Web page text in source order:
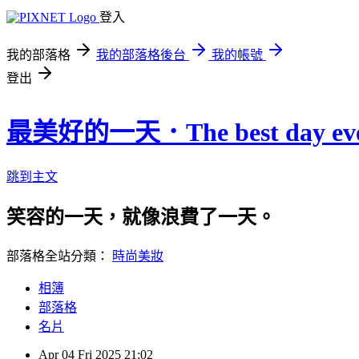
登入
我的部落格 我的部落格後台
我的帳號
登出
最美好的一天．The best day
跳到主文
笑容的一天，就像浪費了一天。
部落格全站分類： 時尚美妝
相簿
部落格
名片
Apr 04 Fri 2025 21:02